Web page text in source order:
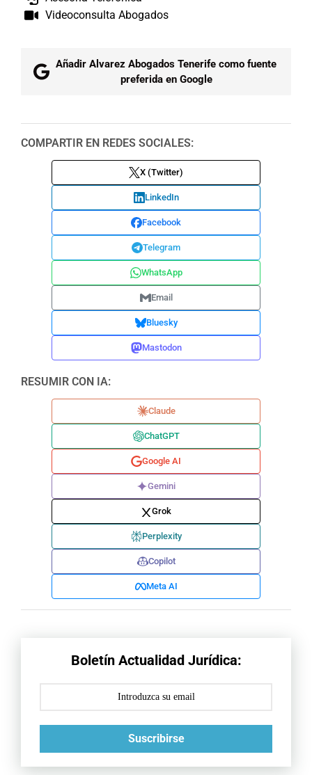
Videoconsulta Abogados
Añadir Alvarez Abogados Tenerife como fuente
preferida en Google
COMPARTIR EN REDES SOCIALES:
X (Twitter)
LinkedIn
Facebook
Telegram
WhatsApp
Email
Bluesky
Mastodon
RESUMIR CON IA:
Claude
ChatGPT
Google AI
Gemini
Grok
Perplexity
Copilot
Meta AI
Boletín Actualidad Jurídica:
Suscribirse